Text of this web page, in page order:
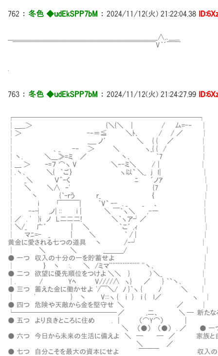
762 ： 冬色 ◆udEkSPP7bM ： 2024/11/12(火) 21:22:04.38
＿＿＿＿＿＿＿＿＿＿＿＿＿＿＿＿＿＿＿＿＿＿∧,､＿__
￣￣￣￣￣￣￣￣￣￣￣￣￣￣￣￣￣￣￣￣￣V｀´￣￣
763 ： 冬色 ◆udEkSPP7bM ： 2024/11/12(火) 21:24:27.99
┌───────────────────────────┐
│＿__＞ {＼{＼ ｜ / 厶=-‐ │
│＞ -‐＝≦ ＼ﾄ､ / / ／ │
│ _＿ ノ´ ＼ { { ／ │
│ ､ _ -‐ ＞ ＼ ヽ_{ { / │
│丶. ＼＿≫=ミ ／ 丶､ ｀7 │
│＿ ＞ ｰ=７ ⌒ヽ V ＼‐-ミ＼ /｜ │
│.丶､ ＼{ ｀ご｝ ヽ以` ＼_ j l| │
│ _＼ Ｖ＾ｰく ﾆ ´ノｱ │
│ ＼ ＼∧ ｰ' {7 │
│ 丶 {`ｰｒう ｒ_ ｛ │
│ i ｢￣￣￣| ｀V` ｰ- . _ _ 、 │ f´￣￣￣￣
│ -‐┤ ,ノ| :: i | ＼ ￣｀ヽ＼ ,-一 │ | 守るべ
│／ . ' }i ノ L二二二! ＼｀ヽア┘／ │ ヽ＿＿＿
│＼/_ 广´ | ＼ ｀こ´ ,ｨ │
│ マﾆ=- _ | ＼ ｀ / | │
黄金に愛される七つの道具 丶 /‐┘ │
│ ＼ ＼ ＿＿＿/ │
● 一つ 収入の十分の一を貯蓄せよ │
│ ｝ 丶 :. ＼ /ミマ¨¨¨¨¨¨¨¨¨ ''丶､ │
● 二つ 欲望に優先順位をつけよ ＼＼ } ) ＼_ │
│. / Yﾍ V////∧ ヽ} ／ } ｀`丶､ │
● 三つ 蓄えた金に働かせよ '/￣＼/ ﾉ }｀ヽ { ﾉ ＼ │
│ ' } 丶 V:::ヽ { i } ｉ { l／ ヽ │
● 四つ 危険や天敵から金を堅守せ ＼ ／ │
└─────────────── ／ ,二、 ＼ ─ 新たなる『黄
● 五つ より良きところに住め . | （⌒Y⌒） |
＼ （●） （●） . ／ ● 一つ
● 六つ 今日から未来の生活に備えよ ＼ ─ ─ ／ 家族と自
＼ ／
● 七つ 自分こそを最大の資本にせよ ￣￣￣ 収入の十分